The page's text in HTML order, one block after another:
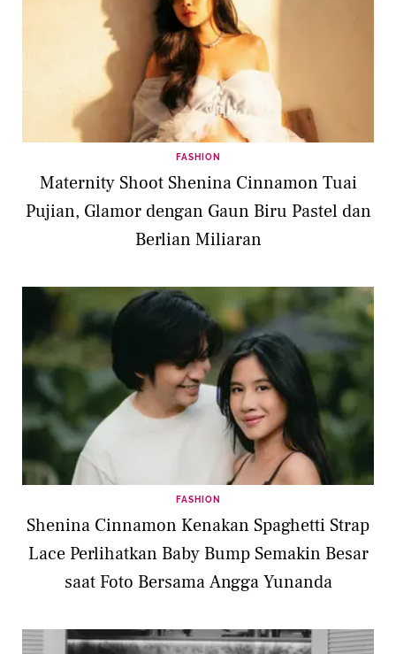
FASHION
Maternity Shoot Shenina Cinnamon Tuai
Pujian, Glamor dengan Gaun Biru Pastel dan
Berlian Miliaran
FASHION
Shenina Cinnamon Kenakan Spaghetti Strap
Lace Perlihatkan Baby Bump Semakin Besar
saat Foto Bersama Angga Yunanda